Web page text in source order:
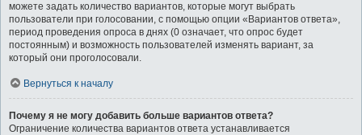
можете задать количество вариантов, которые могут выбрать
пользователи при голосовании, с помощью опции «Вариантов ответа»,
период проведения опроса в днях (0 означает, что опрос будет
постоянным) и возможность пользователей изменять вариант, за
который они проголосовали.
Вернуться к началу
Почему я не могу добавить больше вариантов ответа?
Ограничение количества вариантов ответа устанавливается